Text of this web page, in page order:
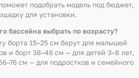
подобрать модель под бюджет,
для установки.
бассейна выбрать по возрасту?
борта 15–25 см берут для малышей
и борт 38–46 см — для детей 3–8 лет,
см — для подростков и семейного